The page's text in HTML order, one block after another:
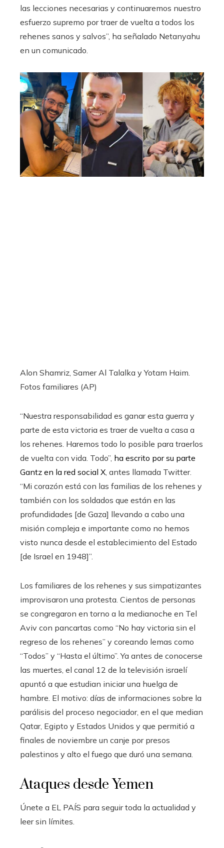
las lecciones necesarias y continuaremos nuestro
esfuerzo supremo por traer de vuelta a todos los
rehenes sanos y salvos”, ha señalado Netanyahu
en un comunicado.
Alon Shamriz, Samer Al Talalka y Yotam Haim.
Fotos familiares (AP)
“Nuestra responsabilidad es ganar esta guerra y
parte de esta victoria es traer de vuelta a casa a
los rehenes. Haremos todo lo posible para traerlos
de vuelta con vida. Todo”, ha escrito por su parte
Gantz en la red social X , antes llamada Twitter.
“Mi corazón está con las familias de los rehenes y
también con los soldados que están en las
profundidades [de Gaza] llevando a cabo una
misión compleja e importante como no hemos
visto nunca desde el establecimiento del Estado
[de Israel en 1948]”.
Los familiares de los rehenes y sus simpatizantes
improvisaron una protesta. Cientos de personas
se congregaron en torno a la medianoche en Tel
Aviv con pancartas como “No hay victoria sin el
regreso de los rehenes” y coreando lemas como
“Todos” y “Hasta el último”. Ya antes de conocerse
las muertes, el canal 12 de la televisión israelí
apuntó a que estudian iniciar una huelga de
hambre. El motivo: días de informaciones sobre la
parálisis del proceso negociador, en el que median
Qatar, Egipto y Estados Unidos y que permitió a
finales de noviembre un canje por presos
palestinos y alto el fuego que duró una semana.
Ataques desde Yemen
Únete a EL PAÍS para seguir toda la actualidad y
leer sin límites.